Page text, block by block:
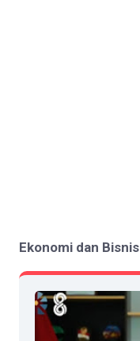
Ekonomi dan Bisnis